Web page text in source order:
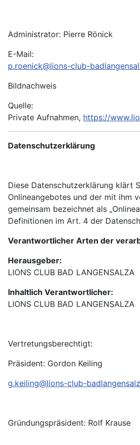
Administrator: Pierre Rönick
E-Mail:
p.roenick@lions-club-
Bildnachweis
Quelle:
Private Aufnahmen, https://
Datenschutzerklärung
Diese Datenschutzerklärung klärt
Onlineangebotes und der mit ihm
gemeinsam bezeichnet als
Definitionen im Art. 4 der
Verantwortlicher Arten der
Herausgeber:
LIONS CLUB BAD LANGENSALZA
Inhaltlich Verantwortlicher:
LIONS CLUB BAD LANGENSALZA
Vertretungsberechtigt:
Präsident: Gordon Keiling
g.keiling@lions-club-
Gründungspräsident: Rolf Krause